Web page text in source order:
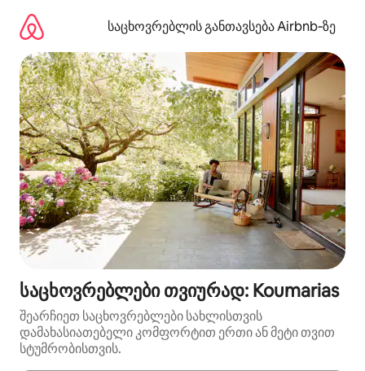
გადასვლა
საცხოვრებლის განთავსება Airbnb‑ზე
საცხოვრებლები თვიურად: Koumarias
შეარჩიეთ საცხოვრებლები სახლისთვის
დამახასიათებელი კომფორტით ერთი ან მეტი თვით
სტუმრობისთვის.